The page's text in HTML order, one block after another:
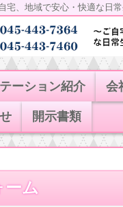
、地域で安心・快適な日
ーション紹介 会
開示書類
ーム